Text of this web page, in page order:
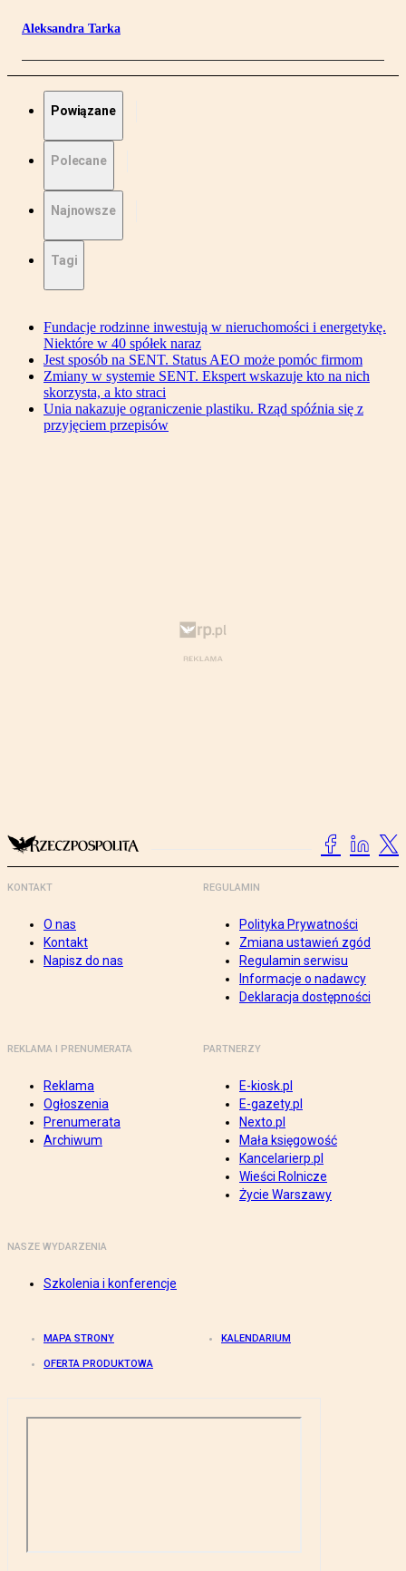
Aleksandra Tarka
Powiązane
Polecane
Najnowsze
Tagi
Fundacje rodzinne inwestują w nieruchomości i energetykę.
Niektóre w 40 spółek naraz
Jest sposób na SENT. Status AEO może pomóc firmom
Zmiany w systemie SENT. Ekspert wskazuje kto na nich
skorzysta, a kto straci
Unia nakazuje ograniczenie plastiku. Rząd spóźnia się z
przyjęciem przepisów
KONTAKT
O nas
Kontakt
Napisz do nas
REGULAMIN
Polityka Prywatności
Zmiana ustawień zgód
Regulamin serwisu
Informacje o nadawcy
Deklaracja dostępności
REKLAMA I PRENUMERATA
Reklama
Ogłoszenia
Prenumerata
Archiwum
PARTNERZY
E-kiosk.pl
E-gazety.pl
Nexto.pl
Mała księgowość
Kancelarierp.pl
Wieści Rolnicze
Życie Warszawy
NASZE WYDARZENIA
Szkolenia i konferencje
MAPA STRONY KALENDARIUM
OFERTA PRODUKTOWA